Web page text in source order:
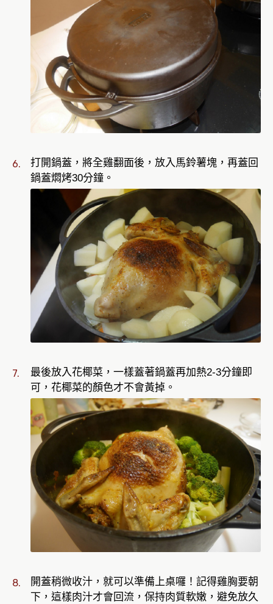
打開鍋蓋，將全雞翻面後，放入馬鈴薯塊，再蓋回
鍋蓋燜烤30分鐘。
最後放入花椰菜，一樣蓋著鍋蓋再加熱2-3分鐘即
可，花椰菜的顏色才不會黃掉。
開蓋稍微收汁，就可以準備上桌囉！記得雞胸要朝
下，這樣肉汁才會回流，保持肉質軟嫩，避免放久